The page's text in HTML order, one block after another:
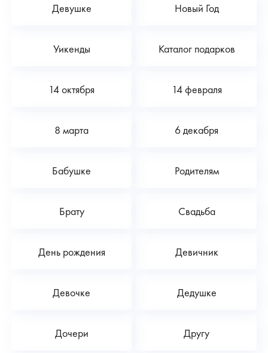
Девушке Новый Год
Уикенды Каталог подарков
14 октября 14 февраля
8 марта 6 декабря
Бабушке Родителям
Брату Свадьба
День рождения Девичник
Девочке Дедушке
Дочери Другу